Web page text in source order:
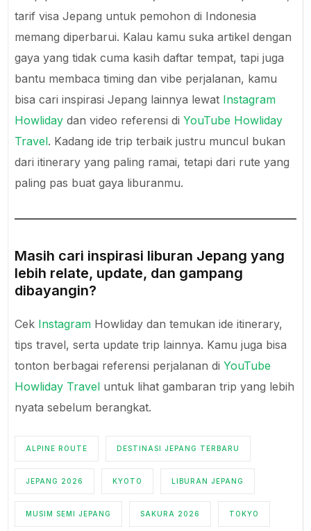
tarif visa Jepang untuk pemohon di Indonesia
memang diperbarui. Kalau kamu suka artikel dengan
gaya yang tidak cuma kasih daftar tempat, tapi juga
bantu membaca timing dan vibe perjalanan, kamu
bisa cari inspirasi Jepang lainnya lewat Instagram
Howliday dan video referensi diYouTube Howliday
Travel. Kadang ide trip terbaik justru muncul bukan
dari itinerary yang paling ramai, tetapi dari rute yang
paling pas buat gaya liburanmu.
Masih cari inspirasi liburan Jepang yang
lebih relate, update, dan gampang
dibayangin?
Cek Instagram Howliday dan temukan ide itinerary,
tips travel, serta update trip lainnya. Kamu juga bisa
tonton berbagai referensi perjalanan diYouTube
Howliday Travel untuk lihat gambaran trip yang lebih
nyata sebelum berangkat.
ALPINE ROUTE DESTINASI JEPANG TERBARU
JEPANG 2026 KYOTO LIBURAN JEPANG
MUSIM SEMI JEPANG SAKURA 2026 TOKYO